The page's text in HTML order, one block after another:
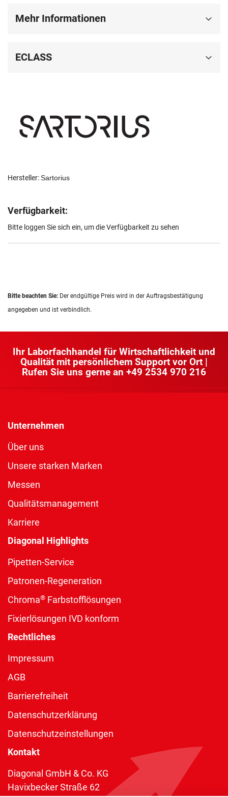
Hersteller:Sartorius
Verfügbarkeit:
Bitte loggen Sie sich ein, um die Verfügbarkeit zu sehen
Mehr Informationen
ECLASS
Bitte beachten Sie: Der endgültige Preis wird in der Auftragsbestätigung
angegeben und ist verbindlich.
Ihr Laborfachhandel für Wirtschaftlichkeit und
Qualität mit persönlichem Support vor Ort |
Rufen Sie uns gerne an +49 2534 970 216
Unternehmen
Über uns
Unsere starken Marken
Messen
Qualitätsmanagement
Karriere
Diagonal Highlights
Pipetten-Service
Patronen-Regeneration
Chroma® Farbstofflösungen
Fixierlösungen IVD konform
Rechtliches
Impressum
AGB
Barrierefreiheit
Datenschutzerklärung
Datenschutzeinstellungen
Kontakt
Diagonal GmbH & Co. KG
Havixbecker Straße 62